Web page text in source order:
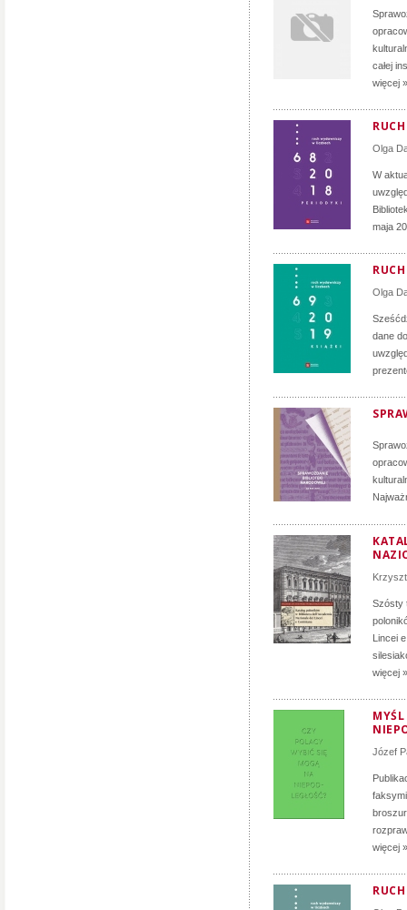
całej
więcej »
Olga
W
maja
Olga
dane
Szósty
Lincei
więcej »
Józef
więcej »